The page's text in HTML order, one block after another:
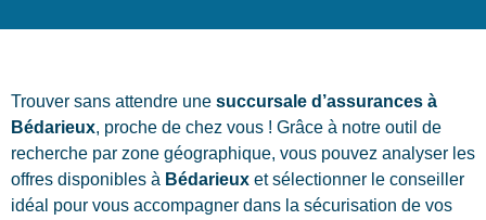
Trouver sans attendre une succursale d’assurances à
Bédarieux, proche de chez vous ! Grâce à notre outil de
recherche par zone géographique, vous pouvez analyser les
offres disponibles à Bédarieux et sélectionner le conseiller
idéal pour vous accompagner dans la sécurisation de vos